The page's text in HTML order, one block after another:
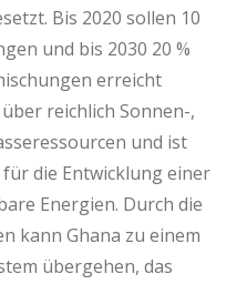
Bis 2020 sollen 10
und bis 2030 20 %
erreicht
reichlich Sonnen-,
und ist
die Entwicklung einer
Energien. Durch die
kann Ghana zu einem
übergehen, das